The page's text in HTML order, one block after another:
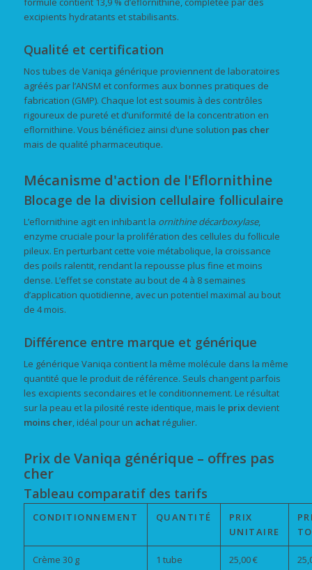
excipients hydratants et stabilisants.
Qualité et certification
Nos tubes de Vaniqa générique proviennent de laboratoires
agréés par l’ANSM et conformes aux bonnes pratiques de
fabrication (GMP). Chaque lot est soumis à des contrôles
rigoureux de pureté et d’uniformité de la concentration en
eflornithine. Vous bénéficiez ainsi d’une solution pas cher
mais de qualité pharmaceutique.
Mécanisme d'action de l'Eflornithine
Blocage de la division cellulaire folliculaire
L’eflornithine agit en inhibant la ornithine décarboxylase,
enzyme cruciale pour la prolifération des cellules du follicule
pileux. En perturbant cette voie métabolique, la croissance
des poils ralentit, rendant la repousse plus fine et moins
dense. L’effet se constate au bout de 4 à 8 semaines
d’application quotidienne, avec un potentiel maximal au bout
de 4 mois.
Différence entre marque et générique
Le générique Vaniqa contient la même molécule dans la même
quantité que le produit de référence. Seuls changent parfois
les excipients secondaires et le conditionnement. Le résultat
sur la peau et la pilosité reste identique, mais le prixdevient
moins cher, idéal pour un achatrégulier.
Prix de Vaniqa générique – offres pas
cher
Tableau comparatif des tarifs
CONDITIONNEMENT QUANTITÉ
PRIX
UNITAIRE
Crème 30 g 1 tube 25,00 €